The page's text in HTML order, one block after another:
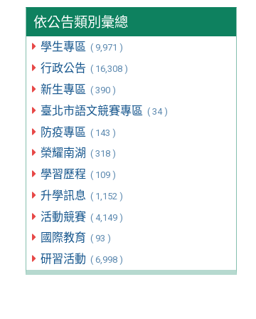
依公告類別彙總
學生專區 ( 9,971 )
行政公告 ( 16,308 )
新生專區 ( 390 )
臺北市語文競賽專區 ( 34 )
防疫專區 ( 143 )
榮耀南湖 ( 318 )
學習歷程 ( 109 )
升學訊息 ( 1,152 )
活動競賽 ( 4,149 )
國際教育 ( 93 )
研習活動 ( 6,998 )